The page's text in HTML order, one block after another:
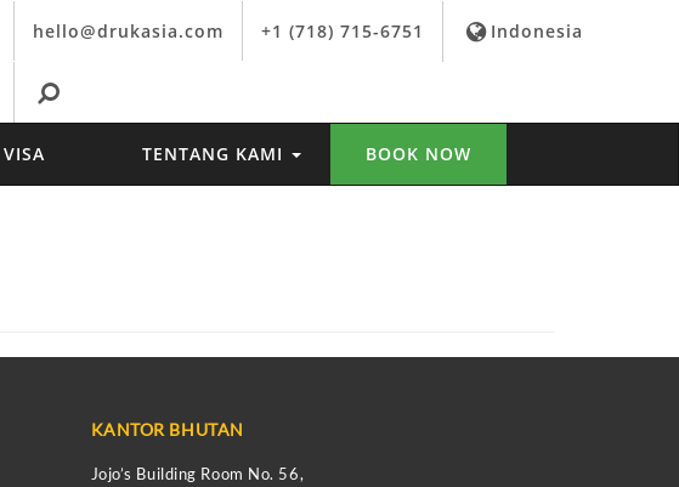
hello@drukasia.com +1 (718) 715-6751 Indonesia
VISA TENTANG KAMI BOOK NOW
KANTOR BHUTAN
Jojo’s Building Room No. 56,